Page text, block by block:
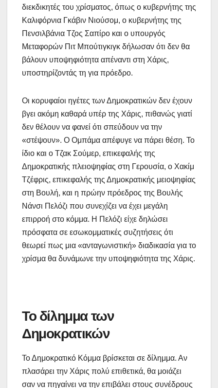
διεκδικητές του χρίσματος, όπως ο κυβερνήτης της
Καλιφόρνια Γκάβιν Νιούσομ, ο κυβερνήτης της
Πενσιλβάνια Τζος Σαπίρο και ο υπουργός
Μεταφορών Πιτ Μπούτιγκιγκ δήλωσαν ότι δεν θα
βάλουν υποψηφιότητα απέναντι στη Χάρις,
υποστηρίζοντάς τη για πρόεδρο.
Οι κορυφαίοι ηγέτες των Δημοκρατικών δεν έχουν
βγει ακόμη καθαρά υπέρ της Χάρις, πιθανώς γιατί
δεν θέλουν να φανεί ότι σπεύδουν να την
«στέψουν». Ο Ομπάμα απέφυγε να πάρει θέση. Το
ίδιο και ο Τζακ Σούμερ, επικεφαλής της
Δημοκρατικής πλειοψηφίας στη Γερουσία, ο Χακίμ
Τζέφρις, επικεφαλής της Δημοκρατικής μειοψηφίας
στη Βουλή, και η πρώην πρόεδρος της Βουλής
Νάνσι Πελόζι που συνεχίζει να έχει μεγάλη
επιρροή στο κόμμα. Η Πελόζι είχε δηλώσει
πρόσφατα σε εσωκομματικές συζητήσεις ότι
θεωρεί πως μια «ανταγωνιστική» διαδικασία για το
χρίσμα θα δυνάμωνε την υποψηφιότητα της Χάρις.
Το δίλημμα των
Δημοκρατικών
Το Δημοκρατικό Κόμμα βρίσκεται σε δίλημμα. Αν
πλασάρει την Χάρις πολύ επιθετικά, θα μοιάζει
σαν να πηγαίνει να την επιβάλει στους συνέδρους